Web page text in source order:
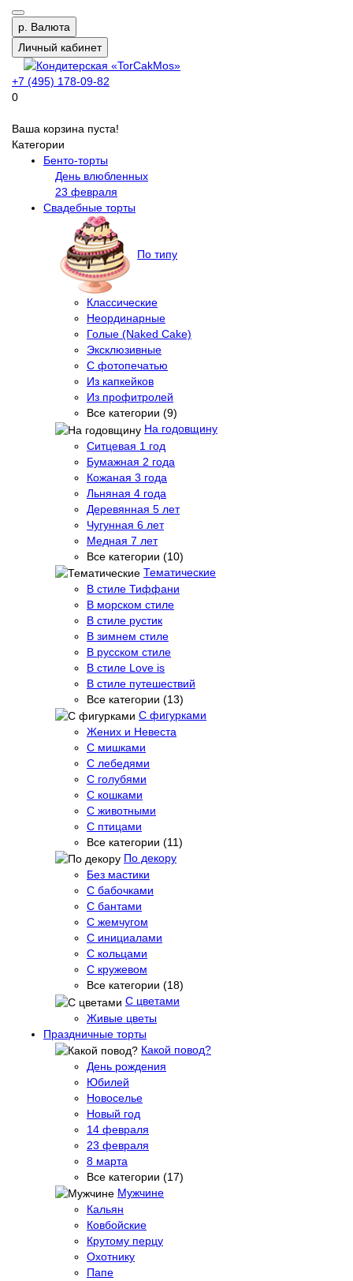
р. Валюта
Личный кабинет
+7 (495) 178-09-82
0
Ваша корзина пуста!
Категории
Бенто-торты
День влюбленных
23 февраля
Свадебные торты
По типу
Классические
Неординарные
Голые (Naked Cake)
Эксклюзивные
С фотопечатью
Из капкейков
Из профитролей
Все категории (9)
На годовщину
Ситцевая 1 год
Бумажная 2 года
Кожаная 3 года
Льняная 4 года
Деревянная 5 лет
Чугунная 6 лет
Медная 7 лет
Все категории (10)
Тематические
В стиле Тиффани
В морском стиле
В стиле рустик
В зимнем стиле
В русском стиле
В стиле Love is
В стиле путешествий
Все категории (13)
С фигурками
Жених и Невеста
С мишками
С лебедями
С голубями
С кошками
С животными
С птицами
Все категории (11)
По декору
Без мастики
С бабочками
С бантами
С жемчугом
С инициалами
С кольцами
С кружевом
Все категории (18)
С цветами
Живые цветы
Праздничные торты
Какой повод?
День рождения
Юбилей
Новоселье
Новый год
14 февраля
23 февраля
8 марта
Все категории (17)
Мужчине
Кальян
Ковбойские
Крутому перцу
Охотнику
Папе